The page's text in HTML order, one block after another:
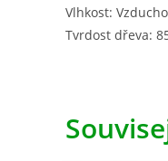
Vlhkost:
Tvrdost dřeva: